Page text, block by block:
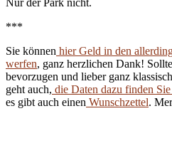
***
Sie können hier Geld in den
werfen, ganz herzlichen Dank!
bevorzugen und lieber ganz
geht auch, die Daten dazu finden
es gibt auch einen Wunschzettel.